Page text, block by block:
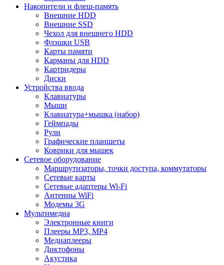
Накопители и флеш-память
Внешние HDD
Внешние SSD
Чехол для внешнего HDD
Флэшки USB
Карты памяти
Карманы для HDD
Картридеры
Диски
Устройства ввода
Клавиатуры
Мыши
Клавиатура+мышка (набор)
Геймпады
Рули
Графические планшеты
Коврики для мышек
Сетевое оборудование
Маршрутизаторы, точки доступа, коммутаторы
Сетевые карты
Сетевые адаптеры Wi-Fi
Антенны WiFi
Модемы 3G
Мультимедиа
Электронные книги
Плееры MP3, MP4
Медиаплееры
Диктофоны
Акустика